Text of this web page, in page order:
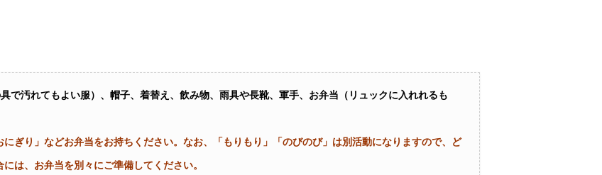
で汚れてもよい服）、帽子、着替え、飲み物、雨具や長靴、軍手、お弁当（リュックに入れれるも
ぎり」などお弁当をお持ちください。なお、「もりもり」「のびのび」は別活動になりますので、ど
は、お弁当を別々にご準備してください。